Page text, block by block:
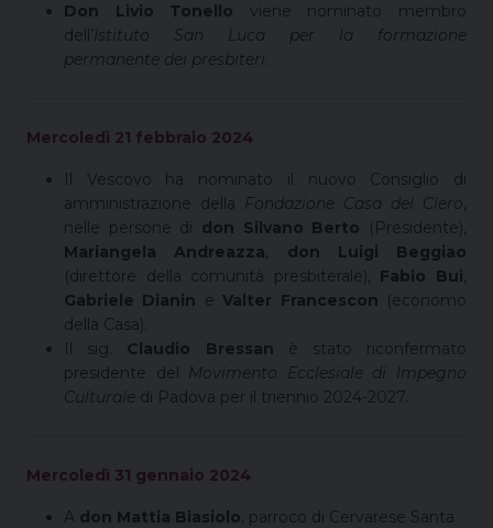
Don Livio Tonello viene nominato membro
dell’ Istituto San Luca per la formazione
permanente dei presbiteri.
Mercoledì 21 febbraio 2024
Il Vescovo ha nominato il nuovo Consiglio di
amministrazione della Fondazione Casa del Clero,
nelle persone di don Silvano Berto (Presidente),
Mariangela Andreazza, don Luigi Beggiao
(direttore della comunità presbiterale), Fabio Bui,
Gabriele Dianin eValter Francescon (economo
della Casa).
Il sig. Claudio Bressan è stato riconfermato
presidente del Movimento Ecclesiale di Impegno
Culturale di Padova per il triennio 2024-2027.
Mercoledì 31 gennaio 2024
A don Mattia Biasiolo, parroco di Cervarese Santa